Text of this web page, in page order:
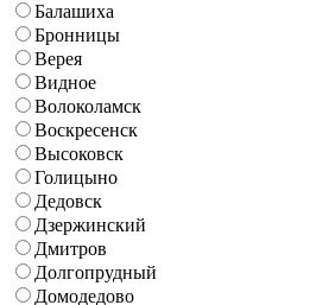
Балашиха
Бронницы
Верея
Видное
Волоколамск
Воскресенск
Высоковск
Голицыно
Дедовск
Дзержинский
Дмитров
Долгопрудный
Домодедово